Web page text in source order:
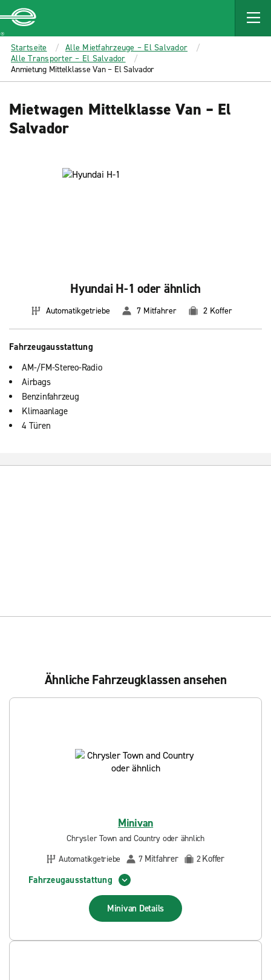
MAIN
CONTENT
Enterprise
Startseite
Alle Mietfahrzeuge – El Salvador
Alle Transporter – El Salvador
Anmietung Mittelklasse Van – El Salvador
Mietwagen Mittelklasse Van – El
Salvador
Hyundai H-1 oder ähnlich
Automatikgetriebe 7 Mitfahrer 2 Koffer
Fahrzeugausstattung
AM-/FM-Stereo-Radio
Airbags
Benzinfahrzeug
Klimaanlage
4 Türen
Ähnliche Fahrzeugklassen ansehen
Minivan
Chrysler Town and Country oder ähnlich
Automatikgetriebe
7 Mitfahrer 2Koffer
Fahrzeugausstattung
Minivan Details